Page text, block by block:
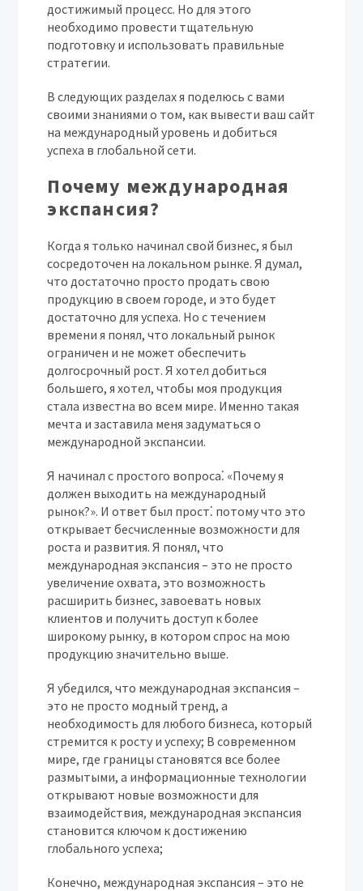
достижимый процесс. Но для этого
необходимо провести тщательную
подготовку и использовать правильные
стратегии.
В следующих разделах я поделюсь с вами
своими знаниями о том, как вывести ваш сайт
на международный уровень и добиться
успеха в глобальной сети.
Почему международная
экспансия?
Когда я только начинал свой бизнес, я был
сосредоточен на локальном рынке. Я думал,
что достаточно просто продать свою
продукцию в своем городе, и это будет
достаточно для успеха. Но с течением
времени я понял, что локальный рынок
ограничен и не может обеспечить
долгосрочный рост. Я хотел добиться
большего, я хотел, чтобы моя продукция
стала известна во всем мире. Именно такая
мечта и заставила меня задуматься о
международной экспансии.
Я начинал с простого вопроса⁚ «Почему я
должен выходить на международный
рынок?». И ответ был прост⁚ потому что это
открывает бесчисленные возможности для
роста и развития. Я понял, что
международная экспансия – это не просто
увеличение охвата, это возможность
расширить бизнес, завоевать новых
клиентов и получить доступ к более
широкому рынку, в котором спрос на мою
продукцию значительно выше.
Я убедился, что международная экспансия –
это не просто модный тренд, а
необходимость для любого бизнеса, который
стремится к росту и успеху; В современном
мире, где границы становятся все более
размытыми, а информационные технологии
открывают новые возможности для
взаимодействия, международная экспансия
становится ключом к достижению
глобального успеха;
Конечно, международная экспансия – это не